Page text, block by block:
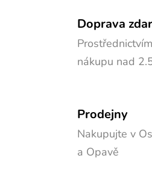
Doprava
nákupu nad
Prodejny
Nakupujte v
a Opavě